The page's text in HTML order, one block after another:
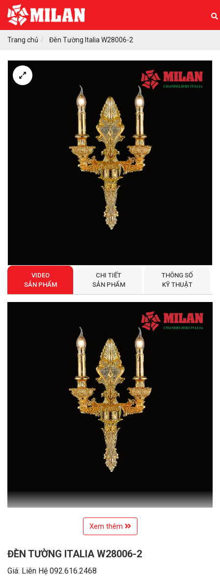
Trang chủ Đèn Tường Italia W28006-2
VIDEO
SẢN PHẨM
CHI TIẾT
SẢN PHẨM
THÔNG SỐ
KỸ THUẬT
Xem thêm
ĐÈN TƯỜNG ITALIA W28006-2
Giá: Liên Hệ 092.616.2468